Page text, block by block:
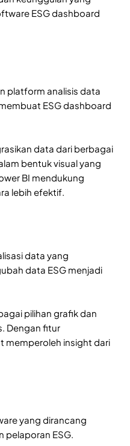
ESG dashboard
platform analisis data
ESG dashboard
data dari berbagai
bentuk visual yang
BI mendukung
lebih efektif.
data yang
data ESG menjadi
pilihan grafik dan
Dengan fitur
memperoleh insight dari
yang dirancang
pelaporan ESG.